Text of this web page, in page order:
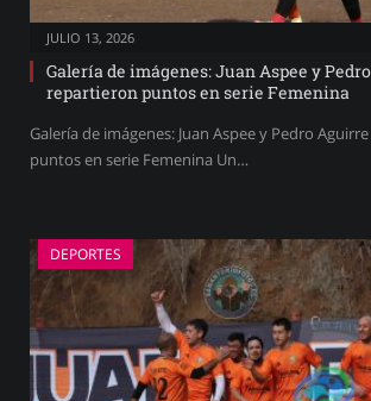
JULIO 13, 2026
Galería de imágenes: Juan Aspee y
repartieron puntos en serie Femenina
Galería de imágenes: Juan Aspee y Pedro
puntos en serie Femenina Un…
DEPORTES